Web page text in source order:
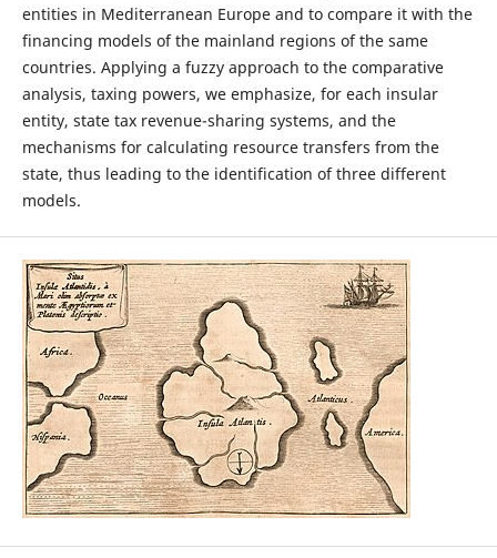
entities in Mediterranean Europe and to compare it with the
financing models of the mainland regions of the same
countries. Applying a fuzzy approach to the comparative
analysis, taxing powers, we emphasize, for each insular
entity, state tax revenue-sharing systems, and the
mechanisms for calculating resource transfers from the
state, thus leading to the identification of three different
models.